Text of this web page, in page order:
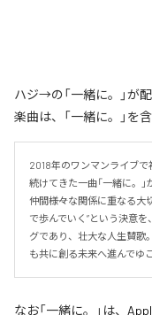
ハジ→の「一緒に。」が
楽曲は、「一緒に。」を
2018年のワンマンライブ
続けてきた一曲「一緒に。
仲間――様々な関係に重なる
で歩んでいく”という決意
グであり、壮大な人生賛歌
も共に創る未来へ進んでゆ
なお「一緒に。 」は、